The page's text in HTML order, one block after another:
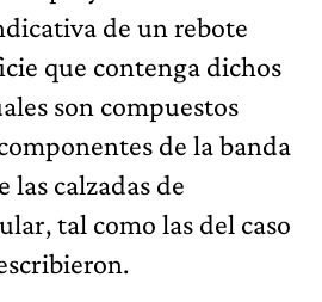
de un rebote
que contenga dichos
son compuestos
de la banda
las calzadas de
tal como las del caso